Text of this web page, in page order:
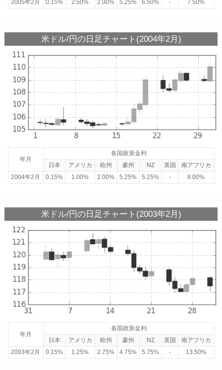
2005年2月
0.15% 2.50% 2.00% 5.25% 6.50% - 7.50%
米ドル/円の日足チャート(2004年2月)
年月
各国政策金利
日本
アメリカ 欧州 豪州 NZ 英国
南アフリカ
2004年2月
0.15% 1.00% 2.00% 5.25% 5.25% - 8.00%
米ドル/円の日足チャート(2003年2月)
年月
各国政策金利
日本
アメリカ 欧州 豪州 NZ 英国
南アフリカ
2003年2月
0.15% 1.25% 2.75% 4.75% 5.75% - 13.50%